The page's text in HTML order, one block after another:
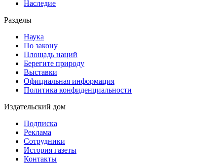
Наследие
Разделы
Наука
По закону
Площадь наций
Берегите природу
Выставки
Официальная информация
Политика конфиденциальности
Издательский дом
Подписка
Реклама
Сотрудники
История газеты
Контакты